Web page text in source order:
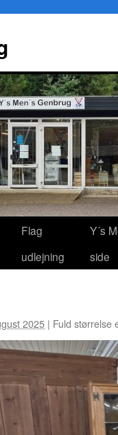
Flag
udlejning
Y´s
side
2025 | Fuld størrelse